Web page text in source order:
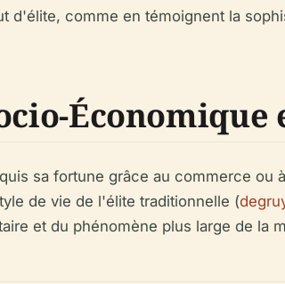
d'élite, comme en témoignent la
sa fortune grâce au commerce
de vie de l'élite traditionnelle (
et du phénomène plus large de la